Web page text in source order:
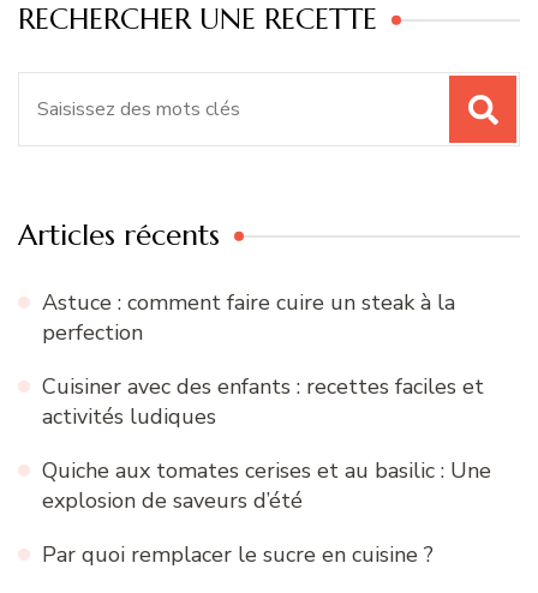
RECHERCHER UNE RECETTE
Articles récents
Astuce : comment faire cuire un steak à la
perfection
Cuisiner avec des enfants : recettes faciles et
activités ludiques
Quiche aux tomates cerises et au basilic : Une
explosion de saveurs d’été
Par quoi remplacer le sucre en cuisine ?